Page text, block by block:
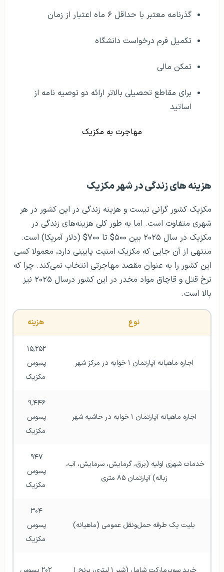
گذرنامه معتبر با حداقل ۶ ماه اعتبار از زمان
تکمیل فرم درخواست دانشگاه
تمکن مالی
برای مقاطع تحصیلی بالاتر ارائه دو توصیه نامه از
اساتید
مهاجرت به مکزیک
هزينه های زندگی در شهر مکزیک
مکزیک کشور گرانی نیست و هزینه زندگی در این کشور در هر
شهری متفاوت است. اما به طور کلی هزینه‌‎های زندگی در
مکزیک در سال ۲۰۲۵ بین ۵۰۰$ تا ۷۰۰$ (دلار آمریکا) است.
منتهی از آن جایی که مکزیک امنیت پایینی دارد، معمولا کسی
این کشور را به عنوان مقصد مهاجرتی انتخاب نمی‌کند. چرا که
نرخ قتل و قاچاق مواد مخدر در این کشور درسال ۲۰۲۵ نیز
بالا است.
نوع هزینه
اجاره ماهیانه آپارتمان ۱ خوابه در مرکز شهر
مکزیک
اجاره ماهیانه آپارتمان ۱ خوابه در حاشیه شهر
مکزیک
زباله) آپارتمان ۸۵ متری
مکزیک
بلیت یک طرفه حمل‌و‌نقل عمومی (ماهیانه)
مکزیک